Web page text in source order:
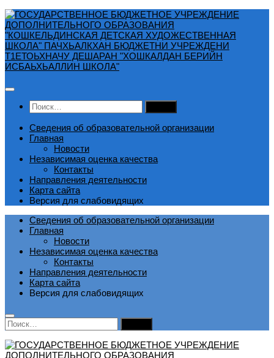
Перейти
к
содержимому
Найти:
Сведения об образовательной организации
Главная
Новости
Независимая оценка качества
Контакты
Направления деятельности
Карта сайта
Версия для слабовидящих
Сведения об образовательной организации
Главная
Новости
Независимая оценка качества
Контакты
Направления деятельности
Карта сайта
Версия для слабовидящих
Найти: